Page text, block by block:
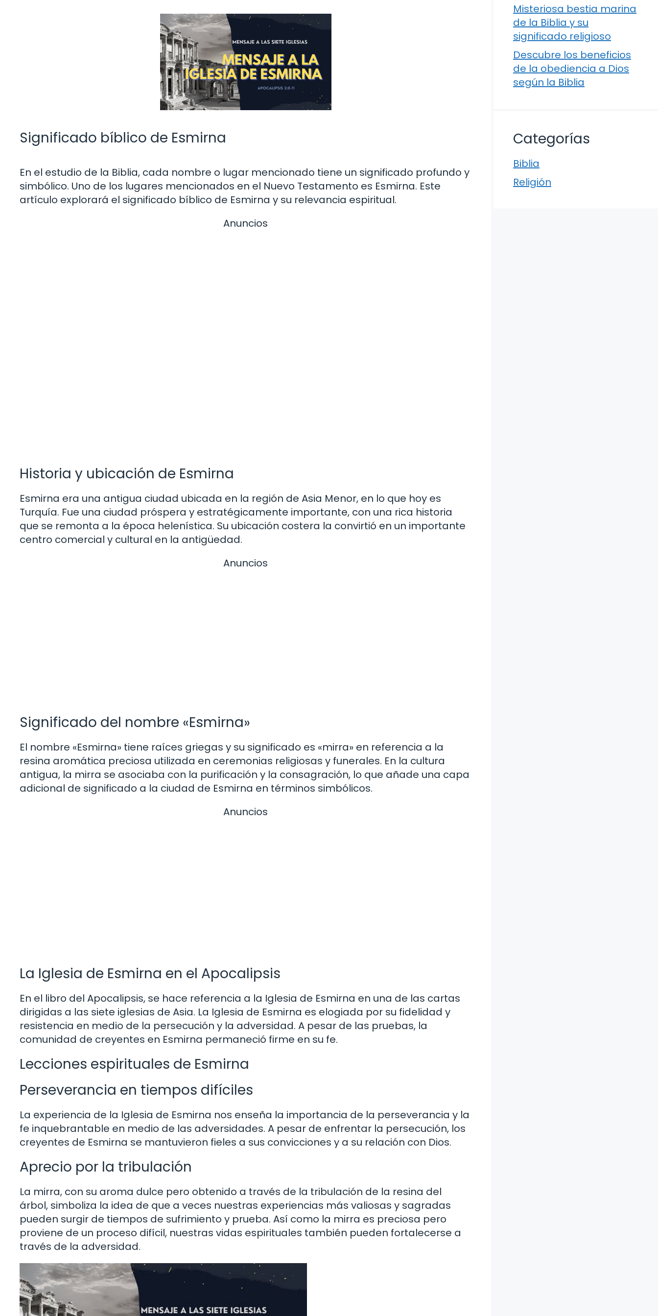
Significado bíblico de Esmirna
En el estudio de la Biblia, cada nombre o lugar mencionado tiene un significado profundo y
simbólico. Uno de los lugares mencionados en el Nuevo Testamento es Esmirna. Este
artículo explorará el significado bíblico de Esmirna y su relevancia espiritual.
Anuncios
Historia y ubicación de Esmirna
Esmirna era una antigua ciudad ubicada en la región de Asia Menor, en lo que hoy es
Turquía. Fue una ciudad próspera y estratégicamente importante, con una rica historia
que se remonta a la época helenística. Su ubicación costera la convirtió en un importante
centro comercial y cultural en la antigüedad.
Anuncios
Significado del nombre «Esmirna»
El nombre «Esmirna» tiene raíces griegas y su significado es «mirra» en referencia a la
resina aromática preciosa utilizada en ceremonias religiosas y funerales. En la cultura
antigua, la mirra se asociaba con la purificación y la consagración, lo que añade una capa
adicional de significado a la ciudad de Esmirna en términos simbólicos.
Anuncios
La Iglesia de Esmirna en el Apocalipsis
En el libro del Apocalipsis, se hace referencia a la Iglesia de Esmirna en una de las cartas
dirigidas a las siete iglesias de Asia. La Iglesia de Esmirna es elogiada por su fidelidad y
resistencia en medio de la persecución y la adversidad. A pesar de las pruebas, la
comunidad de creyentes en Esmirna permaneció firme en su fe.
Lecciones espirituales de Esmirna
Perseverancia en tiempos difíciles
La experiencia de la Iglesia de Esmirna nos enseña la importancia de la perseverancia y la
fe inquebrantable en medio de las adversidades. A pesar de enfrentar la persecución, los
creyentes de Esmirna se mantuvieron fieles a sus convicciones y a su relación con Dios.
Aprecio por la tribulación
La mirra, con su aroma dulce pero obtenido a través de la tribulación de la resina del
árbol, simboliza la idea de que a veces nuestras experiencias más valiosas y sagradas
pueden surgir de tiempos de sufrimiento y prueba. Así como la mirra es preciosa pero
proviene de un proceso difícil, nuestras vidas espirituales también pueden fortalecerse a
través de la adversidad.
Misteriosa bestia marina
de la Biblia y su
significado religioso
Descubre los beneficios
de la obediencia a Dios
según la Biblia
Categorías
Biblia
Religión